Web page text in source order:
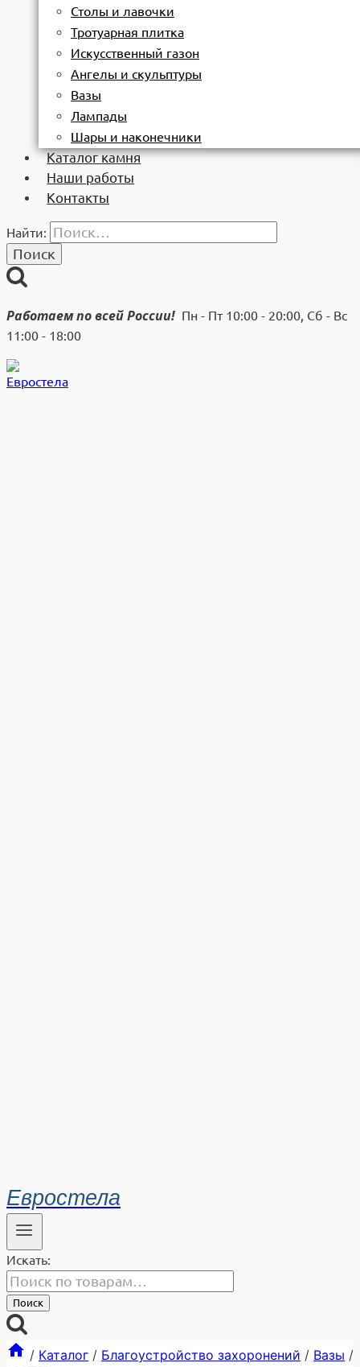
Столы и лавочки
Тротуарная плитка
Искусственный газон
Ангелы и скульптуры
Вазы
Лампады
Шары и наконечники
Каталог камня
Наши работы
Контакты
Найти:
Работаем по всей России! Пн - Пт 10:00 - 20:00, Сб - Вс
11:00 - 18:00
Евростела
Искать:
Поиск
/ Каталог / Благоустройство захоронений / Вазы /